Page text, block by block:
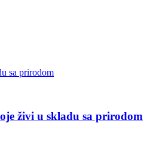
živi u skladu sa prirodom